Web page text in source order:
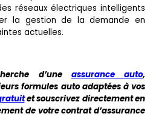
réseaux électriques intelligents
la gestion de la demande en
actuelles.
d’une assurance auto,
formules auto adaptées à vos
et souscrivez directement en
de votre contrat d’assurance